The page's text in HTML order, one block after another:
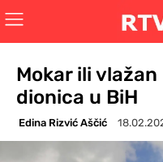
Mokar ili
dionica u BiH
Edina Rizvić Aščić